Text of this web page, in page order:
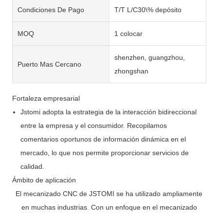
Condiciones De Pago T/T L/C30\% depósito
MOQ 1 colocar
Puerto Mas Cercano
shenzhen, guangzhou,
zhongshan
Fortaleza empresarial
Jstomi adopta la estrategia de la interacción bidireccional
entre la empresa y el consumidor. Recopilamos
comentarios oportunos de información dinámica en el
mercado, lo que nos permite proporcionar servicios de
calidad.
Ámbito de aplicación
El mecanizado CNC de JSTOMI se ha utilizado ampliamente
en muchas industrias. Con un enfoque en el mecanizado